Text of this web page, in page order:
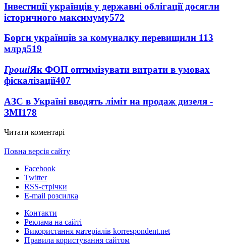
Інвестиції українців у державні облігації досягли
історичного максимуму572
Борги українців за комуналку перевищили 113
млрд519
ГрошіЯк ФОП оптимізувати витрати в умовах
фіскалізації407
АЗС в Україні вводять ліміт на продаж дизеля -
ЗМІ178
Читати коментарі
Повна версія сайту
Facebook
Twitter
RSS-стрічки
E-mail розсилка
Контакти
Реклама на сайті
Використання матеріалів korrespondent.net
Правила користування сайтом